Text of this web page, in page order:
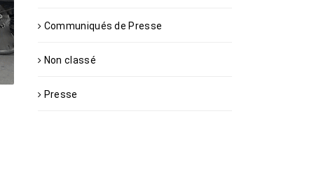
Communiqués de Presse
Non classé
Presse